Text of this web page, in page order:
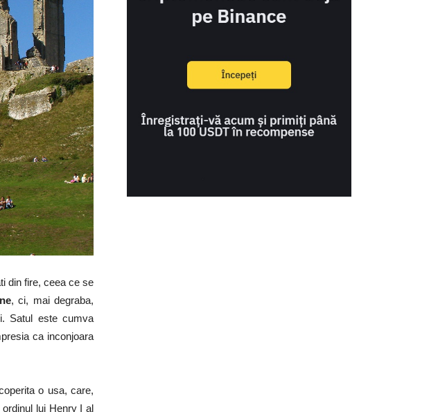
din fire, ceea ce se
, ci, mai degraba,
Satul este cumva
ca inconjoara
o usa, care,
lui Henry I al